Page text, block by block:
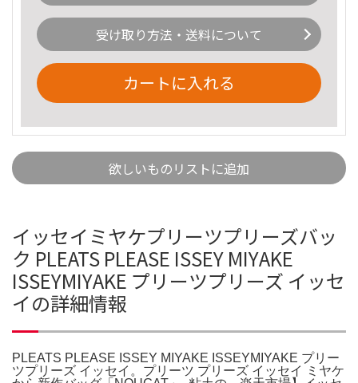
受け取り方法・送料について
カートに入れる
欲しいものリストに追加
イッセイミヤケプリーツプリーズバッ
ク PLEATS PLEASE ISSEY MIYAKE
ISSEYMIYAKE プリーツプリーズ イッセ
イの詳細情報
PLEATS PLEASE ISSEY MIYAKE ISSEYMIYAKE プリー
ツプリーズ イッセイ。プリーツ プリーズ イッセイ ミヤケ